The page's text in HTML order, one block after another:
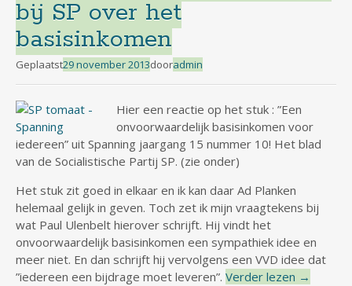
bij SP over het
basisinkomen
Geplaatst29 november 2013dooradmin
Hier een reactie op het stuk : ”Een
onvoorwaardelijk basisinkomen voor
iedereen” uit Spanning jaargang 15 nummer 10! Het blad
van de Socialistische Partij SP. (zie onder)
Het stuk zit goed in elkaar en ik kan daar Ad Planken
helemaal gelijk in geven. Toch zet ik mijn vraagtekens bij
wat Paul Ulenbelt hierover schrijft. Hij vindt het
onvoorwaardelijk basisinkomen een sympathiek idee en
meer niet. En dan schrijft hij vervolgens een VVD idee dat
”iedereen een bijdrage moet leveren”. Verder lezen →